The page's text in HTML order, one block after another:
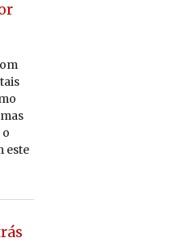
este